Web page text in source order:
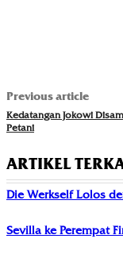
Previous article
Kedatangan Jokowi
Petani
ARTIKEL
Die Werkself Lolos
Sevilla ke Perempat